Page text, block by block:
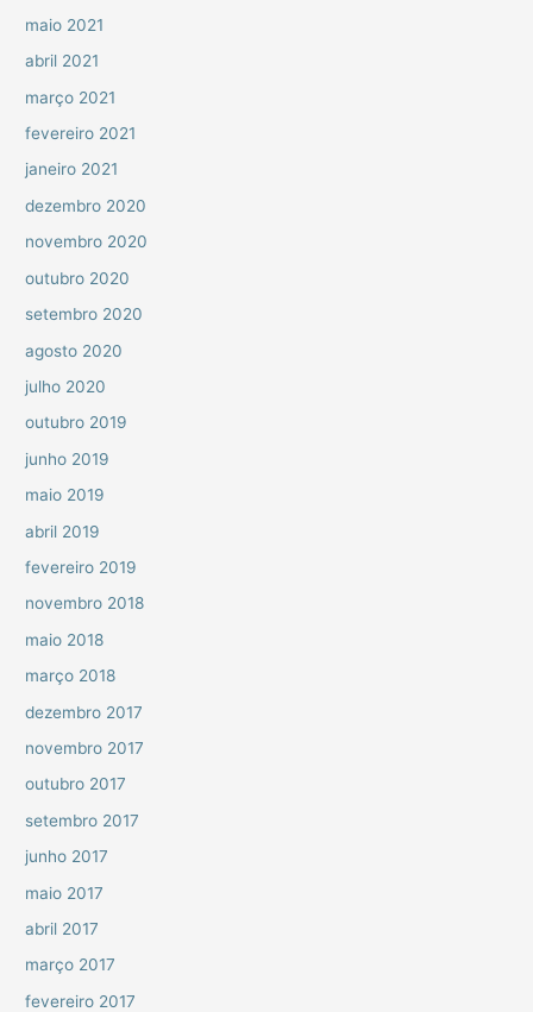
maio 2021
abril 2021
março 2021
fevereiro 2021
janeiro 2021
dezembro 2020
novembro 2020
outubro 2020
setembro 2020
agosto 2020
julho 2020
outubro 2019
junho 2019
maio 2019
abril 2019
fevereiro 2019
novembro 2018
maio 2018
março 2018
dezembro 2017
novembro 2017
outubro 2017
setembro 2017
junho 2017
maio 2017
abril 2017
março 2017
fevereiro 2017